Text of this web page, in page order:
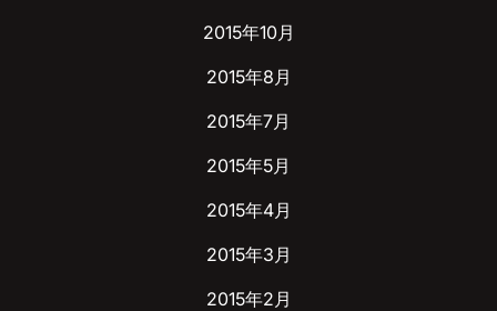
2015年10月
2015年8月
2015年7月
2015年5月
2015年4月
2015年3月
2015年2月